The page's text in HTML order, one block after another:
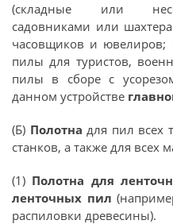
(складные или
садовниками или
часовщиков и
пилы для туристов,
пилы в сборе с
данном устройстве
(Б) Полотна для пил всех
станков, а также для всех
(1) Полотна для
ленточных пил
распиловки древесины).